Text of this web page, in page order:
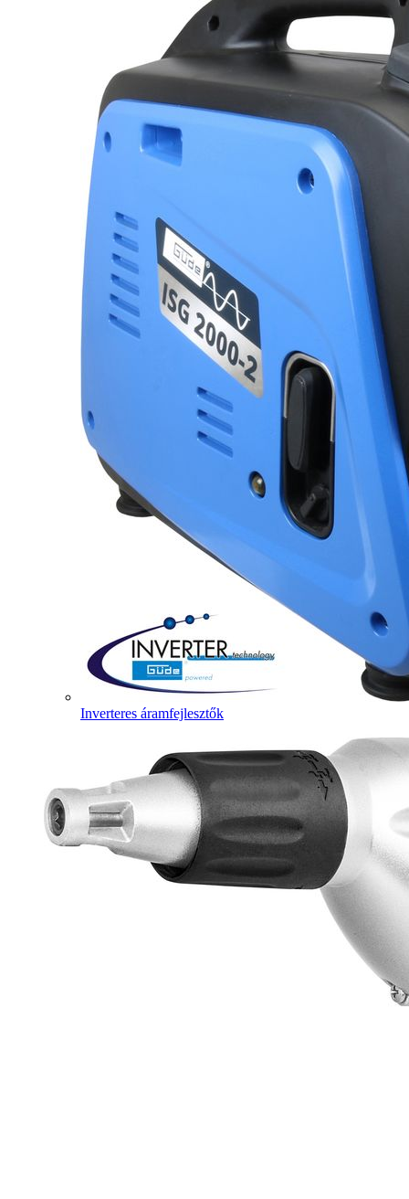
Inverteres áramfejlesztők